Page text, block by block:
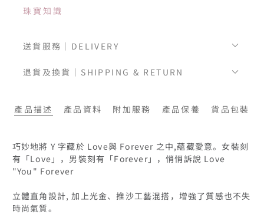
珠寶知識
送貨服務｜DELIVERY
退貨及換貨｜SHIPPING & RETURN
產品描述 產品資料 附加服務 產品保養 貨品包裝
巧妙地將 Y 字藏於 Love與 Forever 之中,蘊藏愛意。女裝刻
有「Love」，男裝刻有「Forever」，悄悄訴說 Love
"You" Forever
立體直角設計, 加上光金、推沙工藝混搭，增強了質感也不失
時尚氣質。